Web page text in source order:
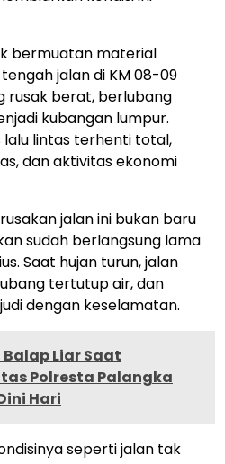
bermuatan material
jalan di KM 08-09
rusak berat, berlubang
kubangan lumpur.
lalu lintas terhenti total,
dan aktivitas ekonomi
jalan ini bukan baru
sudah berlangsung lama
Saat hujan turun, jalan
tertutup air, dan
dengan keselamatan.
Liar Saat
Polresta Palangka
Hari
seperti jalan tak